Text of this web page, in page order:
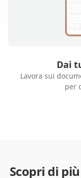
Dai
Lavora sui
per
Scopri di